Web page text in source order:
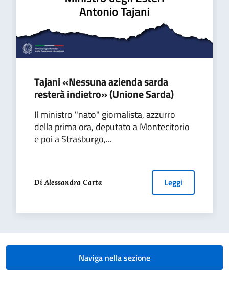
Tajani «Nessuna azienda sarda
resterà indietro» (Unione Sarda)
Il ministro "nato" giornalista, azzurro
della prima ora, deputato a Montecitorio
e poi a Strasburgo,...
Di Alessandra Carta Leggi
Naviga nella sezione